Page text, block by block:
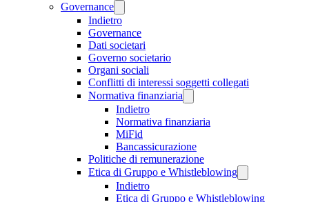
Governance
Indietro
Governance
Dati societari
Governo societario
Organi sociali
Conflitti di interessi soggetti collegati
Normativa finanziaria
Indietro
Normativa finanziaria
MiFid
Bancassicurazione
Politiche di remunerazione
Etica di Gruppo e Whistleblowing
Indietro
Etica di Gruppo e Whistleblowing